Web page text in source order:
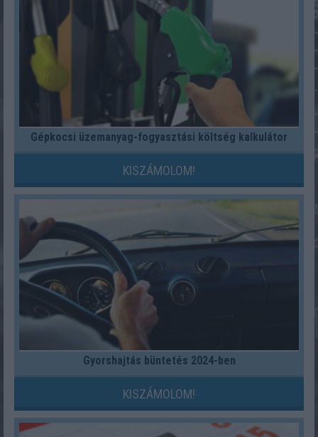
Gépkocsi üzemanyag-fogyasztási költség kalkulátor
KISZÁMOLOM!
Gyorshajtás büntetés 2024-ben
KISZÁMOLOM!